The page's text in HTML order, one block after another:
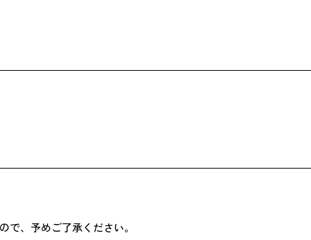
、予めご了承ください。